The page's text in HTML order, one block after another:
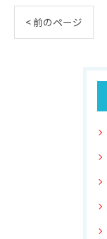
< 前のページ